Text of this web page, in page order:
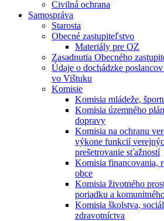
Civilná ochrana
Samospráva
Starosta
Obecné zastupiteľstvo
Materiály pre OZ
Zasadnutia Obecného
Údaje o dochádzke
vo Vištuku
Komisie
Komisia mládeže,
Komisia územného
dopravy
Komisia na ochranu
výkone funkcií
prešetrovanie sťažností
Komisia financovania,
obce
Komisia životného
poriadku a
Komisia školstva,
zdravotníctva